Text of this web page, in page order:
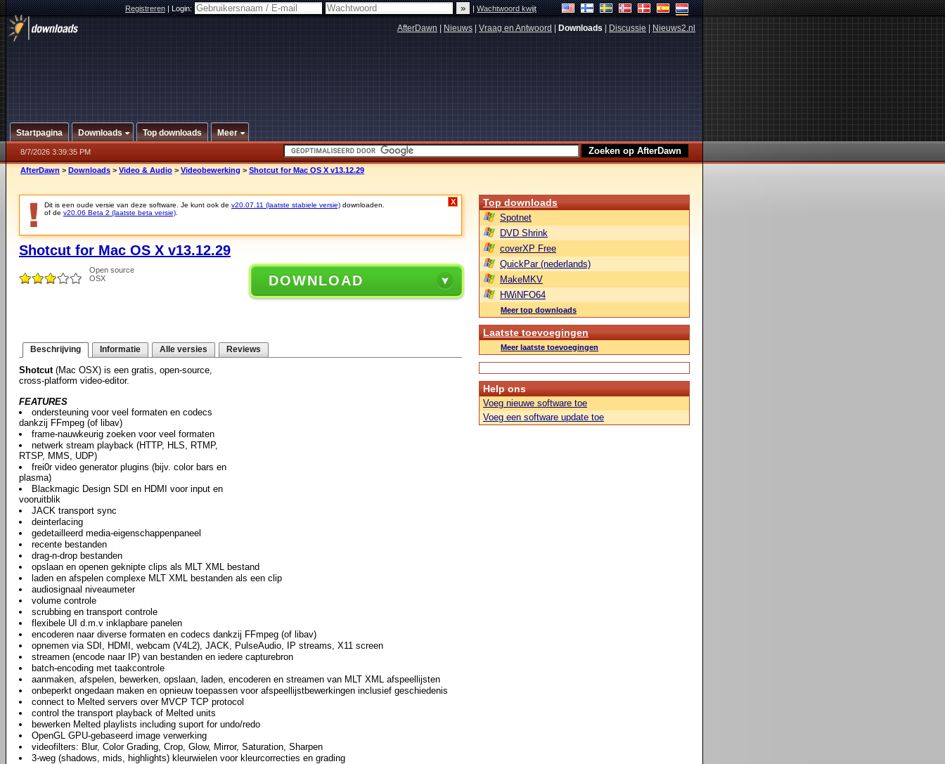
Registreren|Login: |Wachtwoord kwijt
AfterDawn Nieuws Vraag en Antwoord Downloads Discussie Nieuws2.nl
Startpagina Downloads Top downloads Meer
8/7/2026 3:39:35 PM
AfterDawn > Downloads > Video & Audio > Videobewerking > Shotcut for Mac OS X v13.12.29
Dit is een oude versie van deze software. Je kunt ook de v20.07.11 (laatste stabiele versie) downloaden.
of de v20.06 Beta 2 (laatste beta versie)
X
Shotcut for Mac OS X v13.12.29
Open source
OSX
DOWNLOAD
Beschrijving Informatie Alle versies Reviews
Shotcut(Mac OSX) is een gratis, open-source,
cross-platform video-editor.
FEATURES
ondersteuning voor veel formaten en codecs
dankzij FFmpeg (of libav)
frame-nauwkeurig zoeken voor veel formaten
netwerk stream playback (HTTP, HLS, RTMP,
RTSP, MMS, UDP)
frei0r video generator plugins (bijv. color bars en
plasma)
Blackmagic Design SDI en HDMI voor input en
vooruitblik
JACK transport sync
deinterlacing
gedetailleerd media-eigenschappenpaneel
recente bestanden
drag-n-drop bestanden
opslaan en openen geknipte clips als MLT XML bestand
laden en afspelen complexe MLT XML bestanden als een clip
audiosignaal niveaumeter
volume controle
scrubbing en transport controle
flexibele UI d.m.v inklapbare panelen
encoderen naar diverse formaten en codecs dankzij FFmpeg (of libav)
opnemen via SDI, HDMI, webcam (V4L2), JACK, PulseAudio, IP streams, X11 screen
streamen (encode naar IP) van bestanden en iedere capturebron
batch-encoding met taakcontrole
aanmaken, afspelen, bewerken, opslaan, laden, encoderen en streamen van MLT XML afspeellijsten
onbeperkt ongedaan maken en opnieuw toepassen voor afspeellijstbewerkingen inclusief geschiedenis
connect to Melted servers over MVCP TCP protocol
control the transport playback of Melted units
bewerken Melted playlists including suport for undo/redo
OpenGL GPU-gebaseerd image verwerking
videofilters: Blur, Color Grading, Crop, Glow, Mirror, Saturation, Sharpen
3-weg (shadows, mids, highlights) kleurwielen voor kleurcorrecties en grading
Top downloads
Spotnet
DVD Shrink
coverXP Free
QuickPar (nederlands)
MakeMKV
HWiNFO64
Meer top downloads
Laatste toevoegingen
Meer laatste toevoegingen
Help ons
Voeg nieuwe software toe
Voeg een software update toe